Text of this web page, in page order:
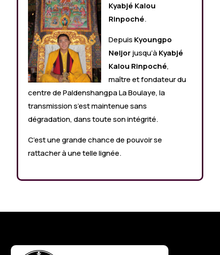
Kyabjé Kalou
Rinpoché.
Depuis Kyoungpo
Neljorjusqu’àKyabjé
Kalou Rinpoché,
maître et fondateur du
centre de Paldenshangpa La Boulaye, la
transmission s’est maintenue sans
dégradation, dans toute son intégrité.
C’est une grande chance de pouvoir se
rattacher à une telle lignée.